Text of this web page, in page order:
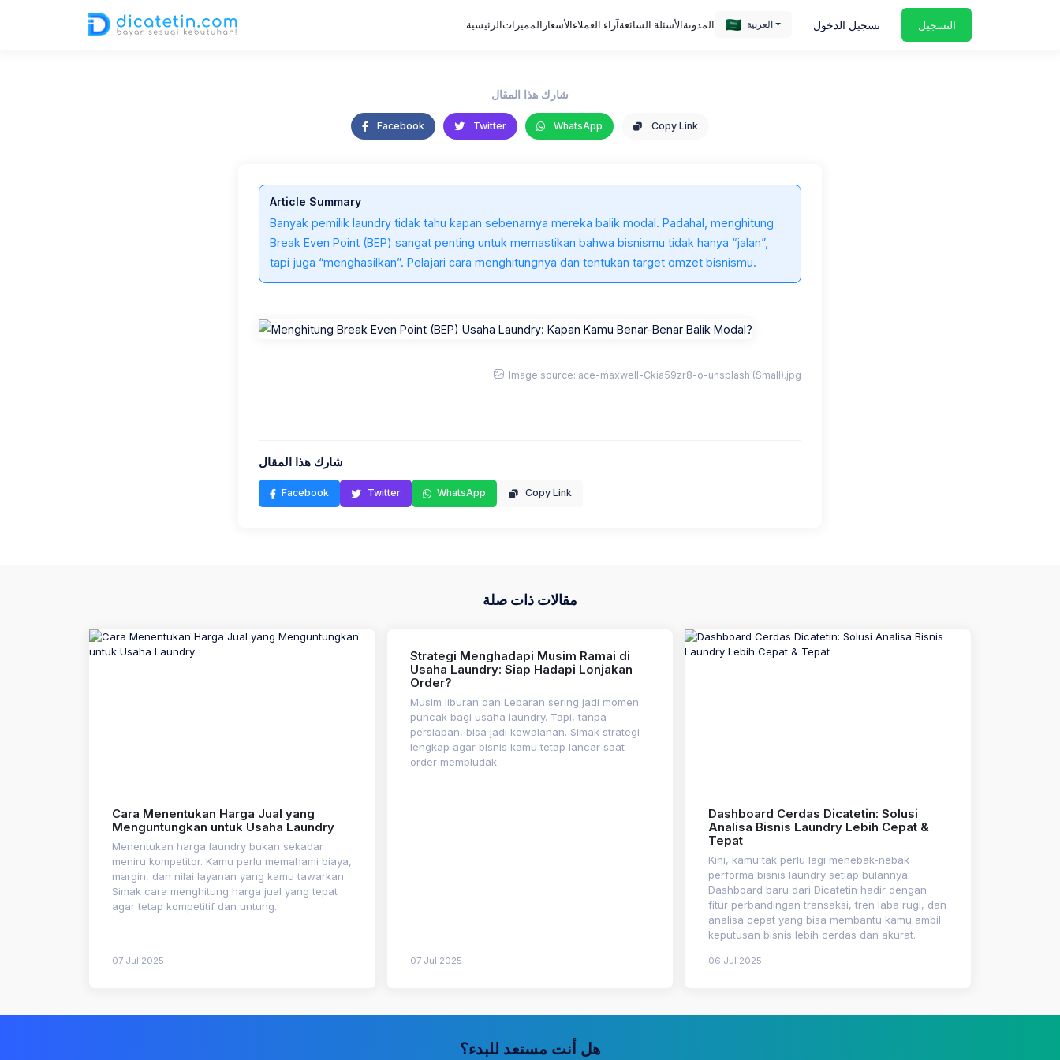
الرئيسيةالمميزات الأسعارآراء العملاءالأسئلة الشائعةالمدونة العربية تسجيل الدخول التسجيل 02 Jul 2025 4,789 views ace-maxwell-Ckia59zr8-o-unsplash (Small).jpg
شارك هذا المقال
Facebook Twitter WhatsApp Copy Link
Article Summary
Banyak pemilik laundry tidak tahu kapan sebenarnya mereka balik modal. Padahal, menghitung
Break Even Point (BEP) sangat penting untuk memastikan bahwa bisnismu tidak hanya “jalan”,
tapi juga “menghasilkan”. Pelajari cara menghitungnya dan tentukan target omzet bisnismu.
Image source: ace-maxwell-Ckia59zr8-o-unsplash (Small).jpg
شارك هذا المقال
Facebook Twitter WhatsApp Copy Link
مقالات ذات صلة
Cara Menentukan Harga Jual yang
Menguntungkan untuk Usaha Laundry
Menentukan harga laundry bukan sekadar
meniru kompetitor. Kamu perlu memahami biaya,
margin, dan nilai layanan yang kamu tawarkan.
Simak cara menghitung harga jual yang tepat
agar tetap kompetitif dan untung.
07 Jul 2025
Strategi Menghadapi Musim Ramai di
Usaha Laundry: Siap Hadapi Lonjakan
Order?
Musim liburan dan Lebaran sering jadi momen
puncak bagi usaha laundry. Tapi, tanpa
persiapan, bisa jadi kewalahan. Simak strategi
lengkap agar bisnis kamu tetap lancar saat
order membludak.
07 Jul 2025
Dashboard Cerdas Dicatetin: Solusi
Analisa Bisnis Laundry Lebih Cepat &
Tepat
Kini, kamu tak perlu lagi menebak-nebak
performa bisnis laundry setiap bulannya.
Dashboard baru dari Dicatetin hadir dengan
fitur perbandingan transaksi, tren laba rugi, dan
analisa cepat yang bisa membantu kamu ambil
keputusan bisnis lebih cerdas dan akurat.
06 Jul 2025
هل أنت مستعد للبدء؟